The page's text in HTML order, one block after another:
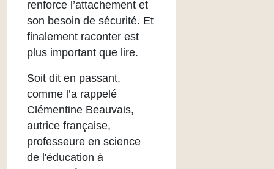
renforce l’attachement et
son besoin de sécurité. Et
finalement raconter est
plus important que lire.
Soit dit en passant,
comme l’a rappelé
Clémentine Beauvais,
autrice française,
professeure en science
de l'éducation à